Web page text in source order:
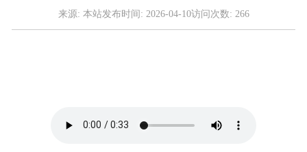
来源: 本站发布时间: 2026-04-10访问次数: 266